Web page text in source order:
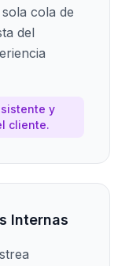
cola de
del
y
cliente.
Internas